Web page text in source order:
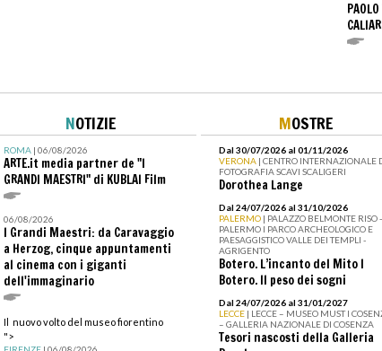
NOTIZIE
ROMA| 06/08/2026
ARTE.it media partner de "I
GRANDI MAESTRI" di KUBLAI Film
06/08/2026
I Grandi Maestri: da Caravaggio
a Herzog, cinque appuntamenti
al cinema con i giganti
dell'immaginario
Il nuovo volto del museo fiorentino
">
MOSTRE
Dal 30/07/2026 al 01/11/2026
VERONA | CENTRO INTERNAZIONALE
FOTOGRAFIA SCAVI SCALIGERI
Dorothea Lange
Dal 24/07/2026 al 31/10/2026
PALERMO | PALAZZO BELMONTE RISO -
PALERMO I PARCO ARCHEOLOGICO E
PAESAGGISTICO VALLE DEI TEMPLI -
AGRIGENTO
Botero. L’incanto del Mito I
Botero. Il peso dei sogni
Dal 24/07/2026 al 31/01/2027
LECCE | LECCE – MUSEO MUST I
– GALLERIA NAZIONALE DI COSENZA
Tesori nascosti della Galleria